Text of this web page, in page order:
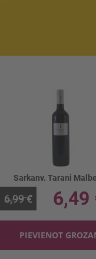
6,99 € 6,49
PIEVIENOT